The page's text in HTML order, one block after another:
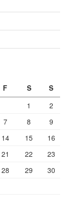
F S
S
1
2
7 8
9
14 15
16
21 22
23
28 29
30